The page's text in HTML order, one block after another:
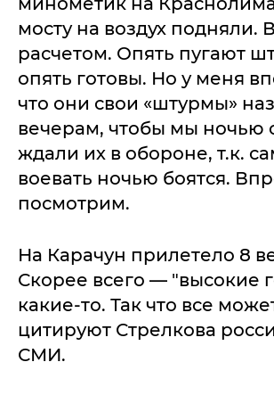
мосту на воздух подняли.
расчетом. Опять пугают
опять готовы. Но у меня
что они свои «штурмы»
вечерам, чтобы мы ночью
ждали их в обороне, т.к.
воевать ночью боятся.
посмотрим.
На Карачун прилетело 8
Скорее всего — "высокие
какие-то. Так что все
цитируют Стрелкова
СМИ.